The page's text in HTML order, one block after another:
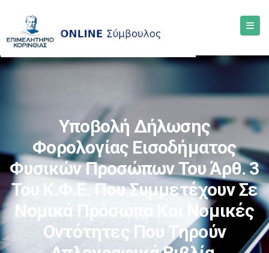
Υποβολή Δήλωσης
Φορολογίας Εισοδήματος
Φυσικών Προσώπων Του Άρθ. 3
Του Κ.Φ.Ε. Που Συμμετέχουν Σε
Νομικά Πρόσωπα Και Νομικές
Οντότητες Που Τηρούν